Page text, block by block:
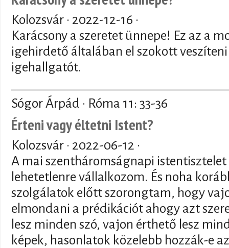
Kolozsvár · 2022-12-16 ·
Karácsony a szeretet ünnepe! Ez az a
igehirdető általában el szokott
igehallgatót.
Sógor Árpád · Róma 11: 33-36
Érteni vagy éltetni Istent?
Kolozsvár · 2022-06-12 ·
A mai szentháromságnapi
lehetetlenre vállalkozom. És noha
szolgálatok előtt szorongtam, hogy
elmondani a prédikációt ahogy azt
lesz minden szó, vajon érthető lesz
képek, hasonlatok közelebb hozzák-e